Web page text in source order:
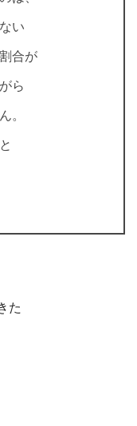
い
合が
ら
。
た